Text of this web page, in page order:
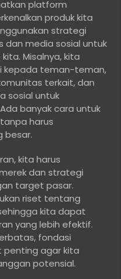
platform
produk kita
strategi
dan media sosial untuk
Misalnya, kita
kepada teman-teman,
terkait, dan
sosial untuk
banyak cara untuk
harus
besar.
kita harus
dan strategi
target pasar.
riset tentang
kita dapat
yang lebih efektif.
fondasi
penting agar kita
potensial.